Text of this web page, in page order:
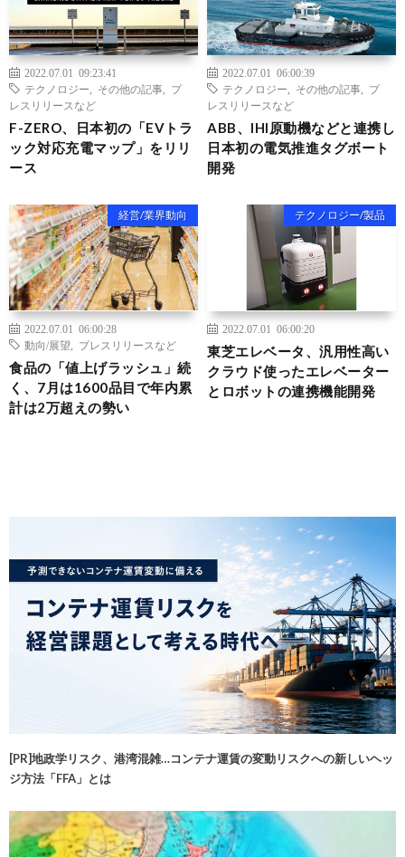
2022.07.01 09:23:41
テクノロジー
その他の記事
プ
レスリリースなど
F-ZERO、日本初の「EVトラ
ック対応充電マップ」をリリ
ース
2022.07.01 06:00:39
テクノロジー
その他の記事
プ
レスリリースなど
ABB、IHI原動機などと連携し
日本初の電気推進タグボート
開発
経営/業界動向
2022.07.01 06:00:28
動向/展望
プレスリリースなど
食品の「値上げラッシュ」続
く、7月は1600品目で年内累
計は2万超えの勢い
テクノロジー/製品
2022.07.01 06:00:20
東芝エレベータ、汎用性高い
クラウド使ったエレベーター
とロボットの連携機能開発
[PR]地政学リスク、港湾混雑…コンテナ運賃の変動リスクへの新しいヘッ
ジ方法「FFA」とは